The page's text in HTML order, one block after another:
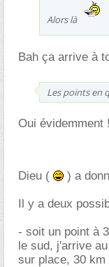
Alors là
Bah ça arrive à
Les points en
Oui évidemment !
Dieu ( ) a
Il y a deux
- soit un point à
le sud, j'arrive
sur place, 30